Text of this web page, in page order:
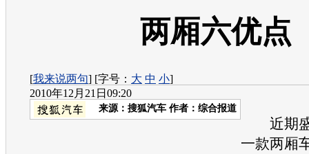
两厢六优点
[我来说两句] [字号： 大 中 小]
2010年12月21日09:20
来源： 搜狐汽车 作者：综合报道
近期盛
一款两